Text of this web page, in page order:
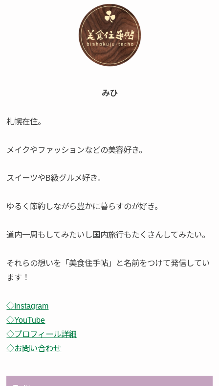
みひ
札幌在住。
メイクやファッションなどの美容好き。
スイーツやB級グルメ好き。
ゆるく節約しながら豊かに暮らすのが好き。
道内一周もしてみたいし国内旅行もたくさんしてみたい。
それらの想いを「美食住手帖」と名前をつけて発信してい
ます！
◇Instagram
◇YouTube
◇プロフィール詳細
◇お問い合わせ